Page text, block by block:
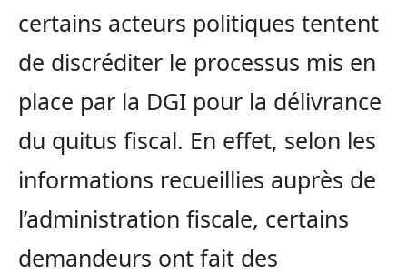
certains acteurs politiques tentent
de discréditer le processus mis en
place par la DGI pour la délivrance
du quitus fiscal. En effet, selon les
informations recueillies auprès de
l’administration fiscale, certains
demandeurs ont fait des